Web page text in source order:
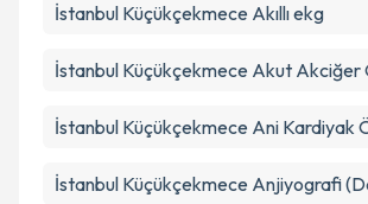
İstanbul Küçükçekmece Akıllı ekg
İstanbul Küçükçekmece Akut Akciğer
İstanbul Küçükçekmece Ani Kardiyak
İstanbul Küçükçekmece Anjiyografi